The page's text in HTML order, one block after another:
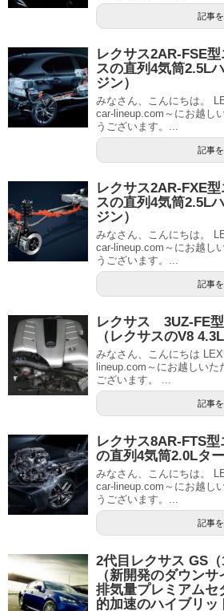
記事
レクサス2AR-FSE
スの直列4気筒2.5L
ジン）
みなさん、こんにちは。
car-lineup.com～にお越し
うございます。...
記事
レクサス2AR-FXE
スの直列4気筒2.5L
ジン）
みなさん、こんにちは。
car-lineup.com～にお越し
うございます。...
記事
レクサス 3UZ-FE
（レクサスのV8
みなさん、こんにちは
lineup.com～にお越しいた
ございます。 ...
記事
レクサス8AR-FTS
の直列4気筒2.0Lタ
みなさん、こんにちは。
car-lineup.com～にお越し
うございます。...
記事
2代目レクサス GS
（新開発のダウン
排気量プレミアムセ
的加速のハイブリッ